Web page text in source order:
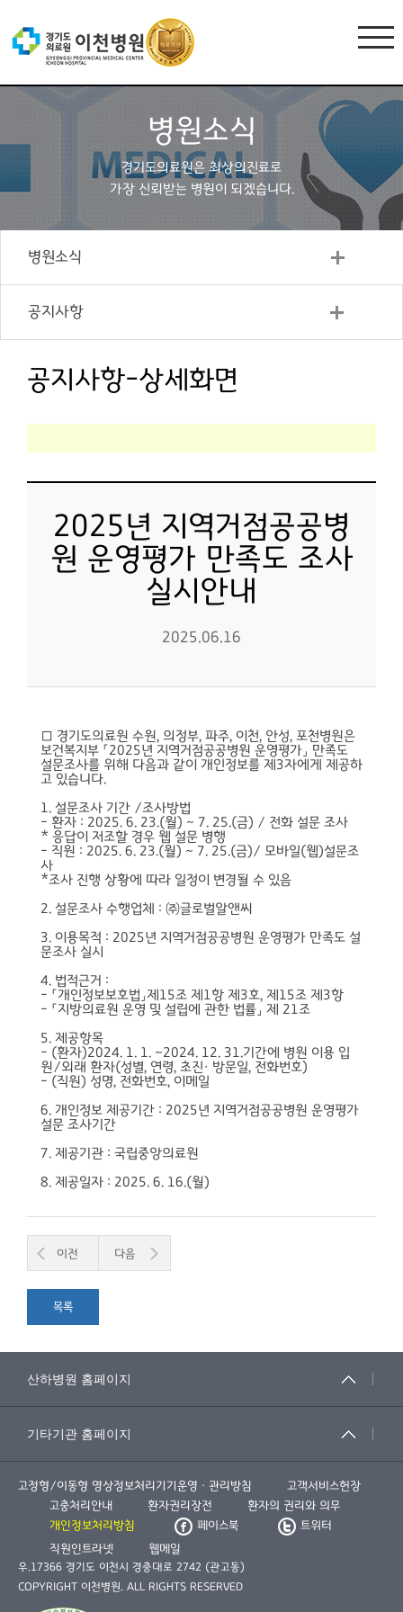
병원소식
경기도의료원은 최상의진료로
가장 신뢰받는 병원이 되겠습니다.
병원소식
공지사항
공지사항-상세화면
2025년 지역거점공공병
원 운영평가 만족도 조사
실시안내
2025.06.16
□ 경기도의료원 수원, 의정부, 파주, 이천, 안성, 포천병원은
보건복지부 「2025년 지역거점공공병원 운영평가」 만족도
설문조사를 위해 다음과 같이 개인정보를 제3자에게 제공하
고 있습니다.
1. 설문조사 기간 /조사방법
- 환자 : 2025. 6. 23.(월) ~ 7. 25.(금) / 전화 설문 조사
* 응답이 저조할 경우 웹 설문 병행
- 직원 : 2025. 6. 23.(월) ~ 7. 25.(금)/ 모바일(웹)설문조
사
*조사 진행 상황에 따라 일정이 변경될 수 있음
2. 설문조사 수행업체 : ㈜글로벌알앤씨
3. 이용목적 : 2025년 지역거점공공병원 운영평가 만족도 설
문조사 실시
4. 법적근거 :
- 「개인정보보호법」제15조 제1항 제3호, 제15조 제3항
- 「지방의료원 운영 및 설립에 관한 법률」 제 21조
5. 제공항목
- (환자)2024. 1. 1. ~2024. 12. 31.기간에 병원 이용 입
원/외래 환자(성별, 연령, 초진· 방문일, 전화번호)
- (직원) 성명, 전화번호, 이메일
6. 개인정보 제공기간 : 2025년 지역거점공공병원 운영평가
설문 조사기간
7. 제공기관 : 국립중앙의료원
8. 제공일자 : 2025. 6. 16.(월)
이전 다음
목록
고정형/이동형 영상정보처리기기운영ㆍ관리방침
고객서비스헌장
고충처리안내
환자권리장전
환자의 권리와 의무
개인정보처리방침
페이스북
트위터
직원인트라넷
웹메일
우.17366 경기도 이천시 경충대로 2742 (관고동)
COPYRIGHT 이천병원. ALL RIGHTS RESERVED